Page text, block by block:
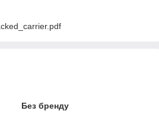
Без бренду